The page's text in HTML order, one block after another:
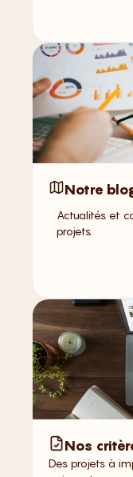
Notre
Actualités et
projets.
Nos
Des projets à